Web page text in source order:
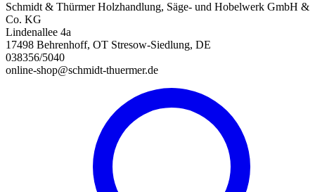
Schmidt & Thürmer Holzhandlung, Säge- und Hobelwerk GmbH &
Co. KG
Lindenallee 4a
17498 Behrenhoff, OT Stresow-Siedlung, DE
038356/5040
online-shop@schmidt-thuermer.de